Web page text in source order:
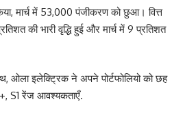
मार्च में 53,000 पंजीकरण को छुआ। वित्त
की भारी वृद्धि हुई और मार्च में 9 प्रतिशत
ओला इलेक्ट्रिक ने अपने पोर्टफोलियो को छह
S1 रेंज आवश्यकताएँ.